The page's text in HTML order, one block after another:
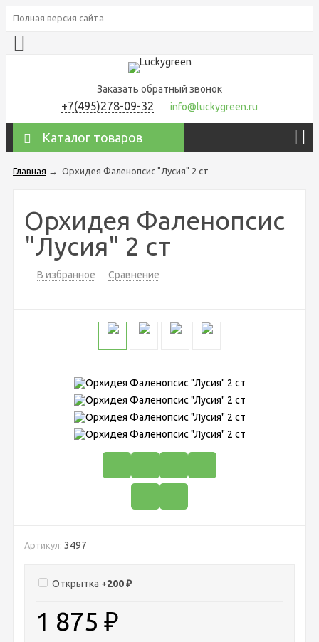
Полная версия сайта
Заказать обратный звонок
+7(495)278-09-32 info@luckygreen.ru
Каталог товаров
Главная → Орхидея Фаленопсис "Лусия" 2 ст
Орхидея Фаленопсис
"Лусия" 2 ст
В избранное Сравнение
Артикул: 3497
Открытка +200₽
1 875 ₽